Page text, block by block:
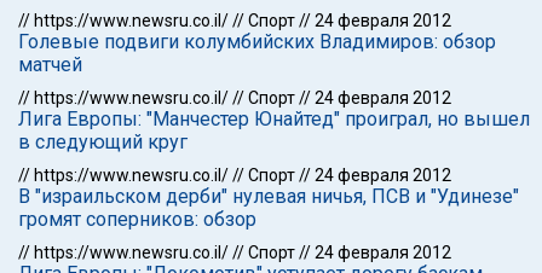
// https://www.newsru.co.il///Спорт//24 февраля 2012
Голевые подвиги колумбийских Владимиров: обзор
матчей
// https://www.newsru.co.il///Спорт//24 февраля 2012
Лига Европы: "Манчестер Юнайтед" проиграл, но вышел
в следующий круг
// https://www.newsru.co.il///Спорт//24 февраля 2012
В "израильском дерби" нулевая ничья, ПСВ и "Удинезе"
громят соперников: обзор
// https://www.newsru.co.il///Спорт//24 февраля 2012